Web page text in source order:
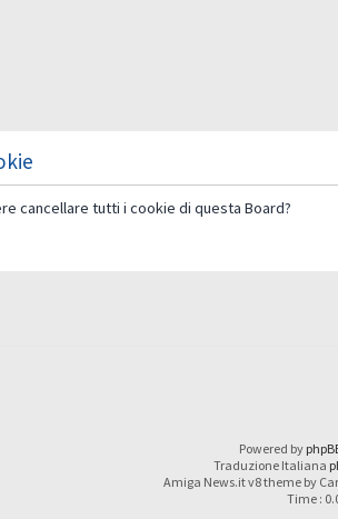
cancellare tutti i cookie di questa Board?
Powered by
Traduzione Italiana
Amiga News.it v8 theme by
Time :